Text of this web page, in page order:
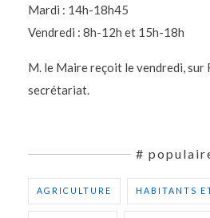
Mardi : 14h-18h45
Vendredi : 8h-12h et 15h-18h
M. le Maire reçoit le vendredi, sur
secrétariat.
#
AGRICULTURE HABITANTS